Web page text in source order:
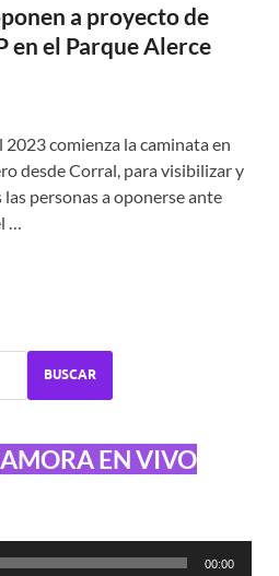
a proyecto de
en el Parque Alerce
2023 comienza la caminata en
desde Corral, para visibilizar y
personas a oponerse ante
BUSCAR
EN VIVO
00:00